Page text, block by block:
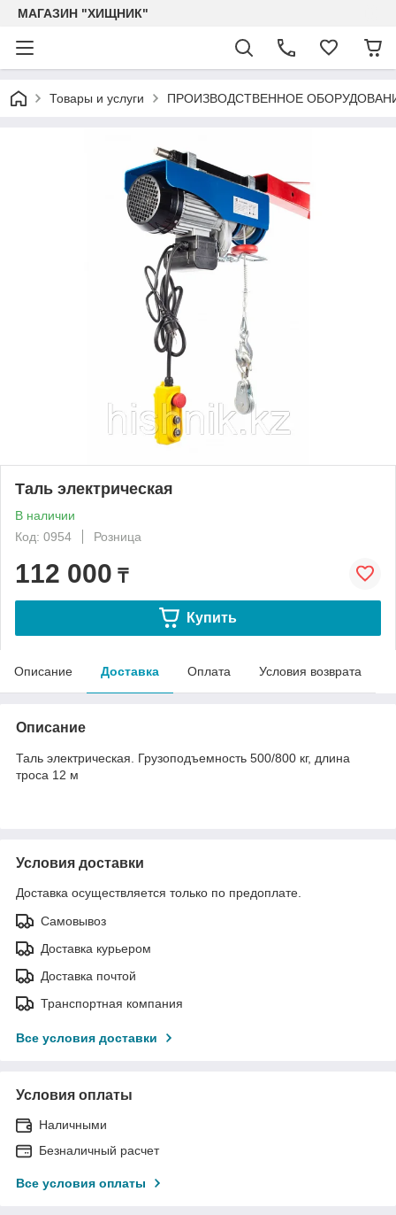
МАГАЗИН "ХИЩНИК"
Товары и услуги ПРОИЗВОДСТВЕННОЕ
Таль электрическая
В наличии
Код: 0954
Розница
112 000 ₸
Купить
Описание Доставка Оплата Условия возврата
Описание
Таль электрическая. Грузоподъемность 500/800 кг, длина
троса 12 м
Условия доставки
Доставка осуществляется только по предоплате.
Самовывоз
Доставка курьером
Доставка почтой
Транспортная компания
Все условия доставки
Условия оплаты
Наличными
Безналичный расчет
Все условия оплаты